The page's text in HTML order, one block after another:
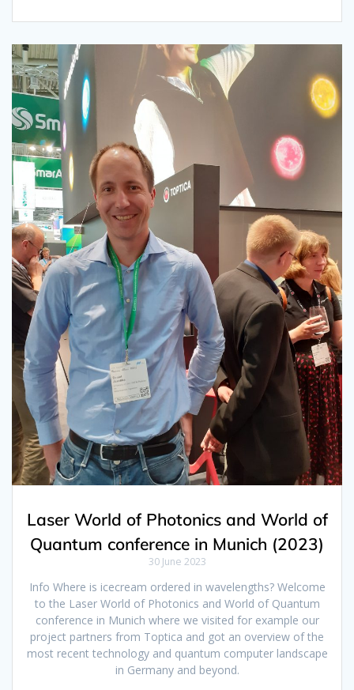
Laser World of Photonics and World of
Quantum conference in Munich (2023)
30 June 2023
Info Where is icecream ordered in wavelengths? Welcome
to the Laser World of Photonics and World of Quantum
conference in Munich where we visited for example our
project partners from Toptica and got an overview of the
most recent technology and quantum computer landscape
in Germany and beyond.